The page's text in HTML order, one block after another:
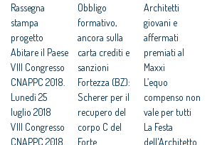
rinascere le
città a rischio
Rivoluzione
periferie, addio
Vele di
Scampia
dalla barbarie»
Se internet
mette in gara
gli architetti
giovani
progettisti”
Regolamento
edilizio unico,
Freyrie: «Una
vittoria degli
architetti»
Efficienza
energetica,
accordo Cna-
Rassegna
stampa
progetto
Abitare il Paese
VIII Congresso
CNAPPC 2018.
Lunedì 25
luglio 2018
VIII Congresso
CNAPPC 2018.
Obbligo
formativo,
ancora sulla
carta crediti e
sanzioni
Fortezza (BZ):
Scherer per il
recupero del
corpo C del
Forte
Architetti
giovani e
affermati
premiati al
Maxxi
L’equo
compenso non
vale per tutti
La Festa
dell'Architetto